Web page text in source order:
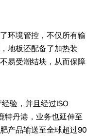
环境管控，不仅所有输
地板还配备了加热装
易受潮结块，从而保障
验，并且经过ISO
特丹港，业务也延伸至
产品输送至全球超过90